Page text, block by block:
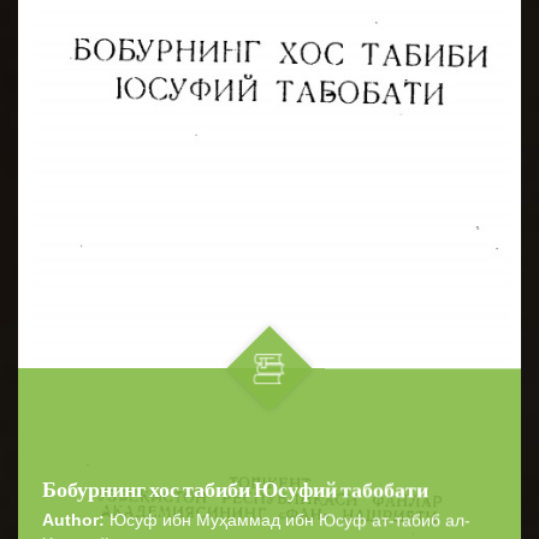
Бобурнинг хос табиби Юсуфий табобати
Author:Юсуф ибн Муҳаммад ибн Юсуф ат-табиб ал-